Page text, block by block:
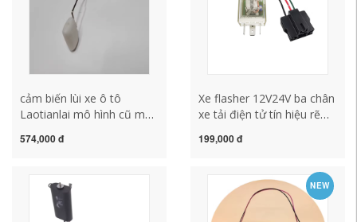
cảm biến lùi xe ô tô
Laotianlai mô hình cũ mới
Yida cảm biến đo nhiên
kia morning
574,000 đ
Xe flasher 12V24V ba chân
xe tải điện tử tín hiệu rẽ
LED sửa đổi loại phổ
199,000 đ
NEW